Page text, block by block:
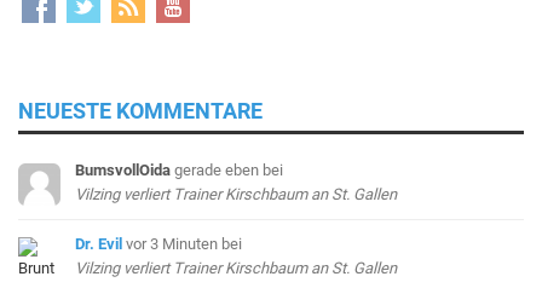
NEUESTE KOMMENTARE
BumsvollOida gerade eben bei
Vilzing verliert Trainer Kirschbaum an St. Gallen
Dr. Evil vor 3 Minuten bei
Vilzing verliert Trainer Kirschbaum an St. Gallen